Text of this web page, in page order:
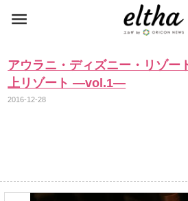
アウラニ・ディズニー・リゾー
上リゾート ―vol.1―
2016-12-28